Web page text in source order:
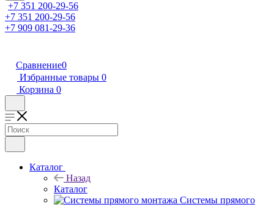
+7 351 200-29-56
+7 351 200-29-56
+7 909 081-29-36
Сравнение0
Избранные товары 0
Корзина 0
Каталог
Назад
Каталог
Системы прямого